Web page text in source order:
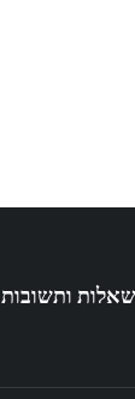
שאלות ותשובות